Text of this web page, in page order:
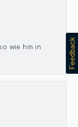
wie hm in